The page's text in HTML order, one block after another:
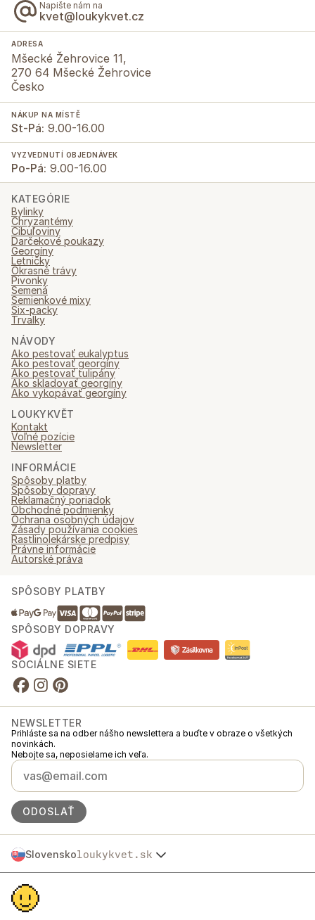
Napište nám na
kvet@loukykvet.cz
ADRESA
Mšecké Žehrovice 11,
270 64 Mšecké Žehrovice
Česko
NÁKUP NA MÍSTĚ
St-Pá: 9.00-16.00
VYZVEDNUTÍ OBJEDNÁVEK
Po-Pá: 9.00-16.00
KATEGÓRIE
Bylinky
Chryzantémy
Cibuľoviny
Darčekové poukazy
Georgíny
Letničky
Okrasné trávy
Pivonky
Semená
Semienkové mixy
Six-packy
Trvalky
NÁVODY
Ako pestovať eukalyptus
Ako pestovať georgíny
Ako pestovať tulipány
Ako skladovať georgíny
Ako vykopávať georgíny
LOUKYKVĚT
Kontakt
Voľné pozície
Newsletter
INFORMÁCIE
Spôsoby platby
Spôsoby dopravy
Reklamačný poriadok
Obchodné podmienky
Ochrana osobných údajov
Zásady používania cookies
Rastlinolekárske predpisy
Právne informácie
Autorské práva
SPÔSOBY PLATBY
SPÔSOBY DOPRAVY
SOCIÁLNE SIETE
NEWSLETTER
Prihláste sa na odber nášho newslettera a buďte v obraze o všetkých
novinkách.
Nebojte sa, neposielame ich veľa.
ODOSLAŤ
Slovenskoloukykvet.sk
Česko
Polska
Österreich
Deutschland
Spoločnosť Loukykvět s.r.o. je zapísaná v Obchodnom registri
Mestského súdu v Prahe, oddiel C, vložka 268616.